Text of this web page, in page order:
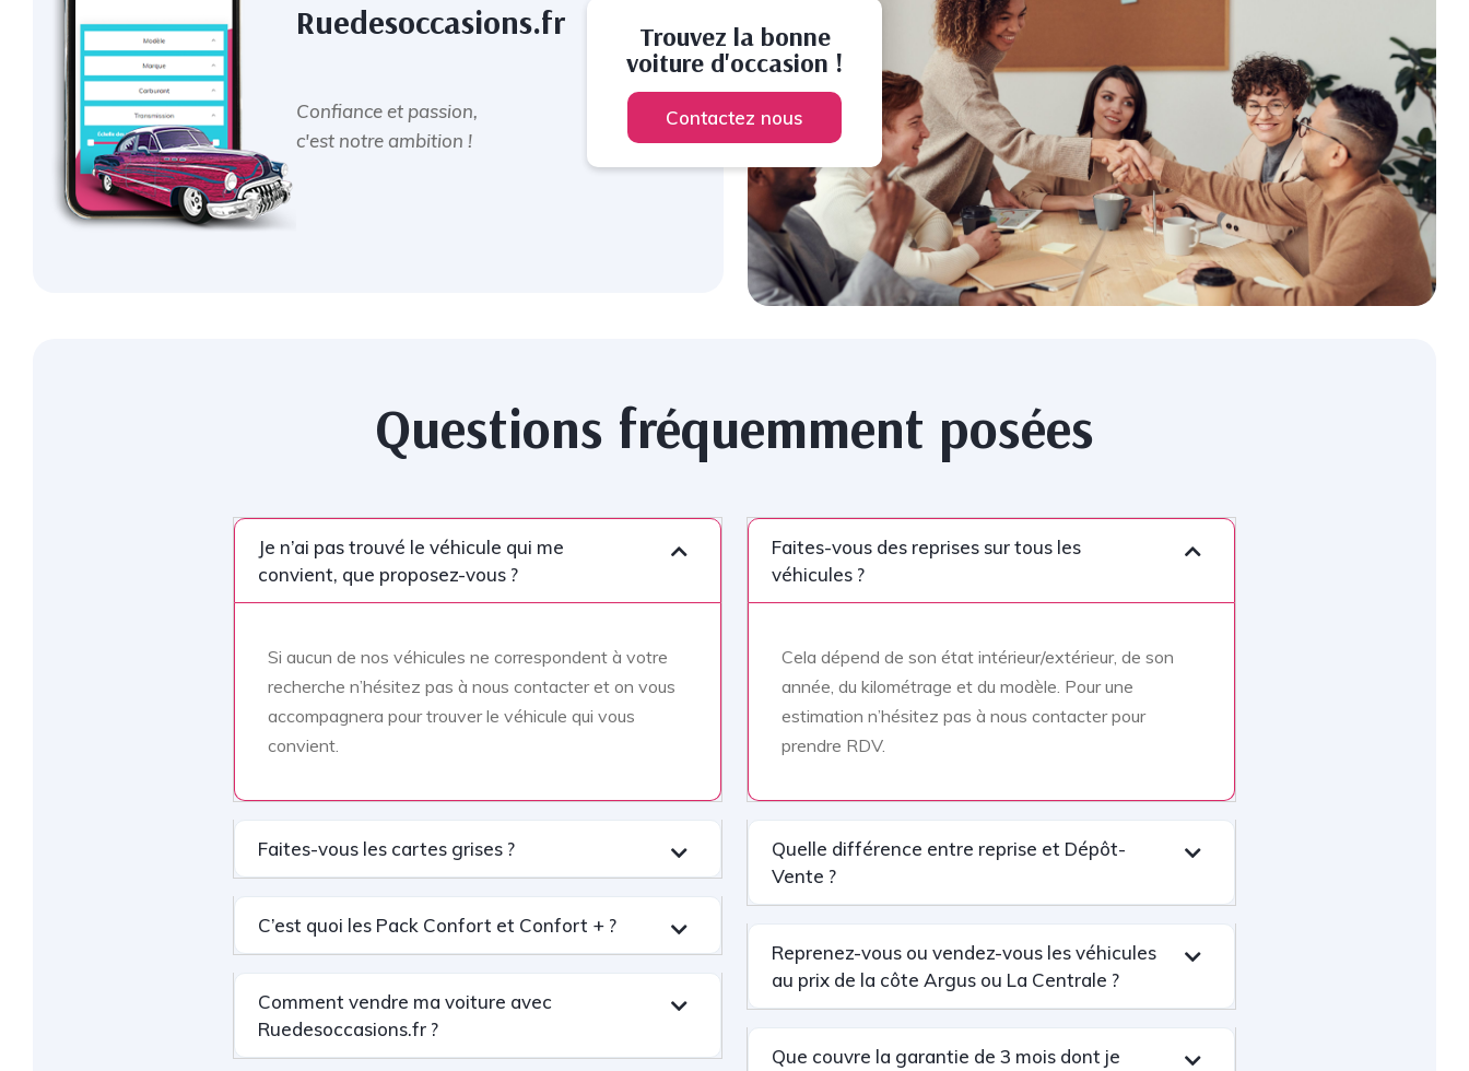
Ruedesoccasions.fr
Confiance et passion,
c'est notre ambition !
Trouvez la bonne
voiture d'occasion !
Contactez nous
Questions fréquemment posées
Je n’ai pas trouvé le véhicule qui me
convient, que proposez-vous ?
Si aucun de nos véhicules ne correspondent à votre
recherche n’hésitez pas à nous contacter et on vous
accompagnera pour trouver le véhicule qui vous
convient.
Faites-vous les cartes grises ?
C’est quoi les Pack Confort et Confort + ?
Comment vendre ma voiture avec
Ruedesoccasions.fr ?
Faites-vous des reprises sur tous les
véhicules ?
Cela dépend de son état intérieur/extérieur, de son
année, du kilométrage et du modèle. Pour une
estimation n’hésitez pas à nous contacter pour
prendre RDV.
Quelle différence entre reprise et Dépôt-
Vente ?
Reprenez-vous ou vendez-vous les véhicules
au prix de la côte Argus ou La Centrale ?
Que couvre la garantie de 3 mois dont je